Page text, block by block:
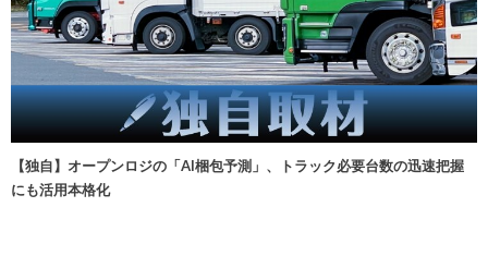
【独自】オープンロジの「AI梱包予測」、トラック必要台数の迅速把握
にも活用本格化